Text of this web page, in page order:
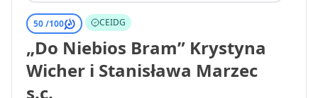
50 /100 CEIDG
„Do Niebios Bram” Krystyna
Wicher i Stanisława Marzec
s.c.